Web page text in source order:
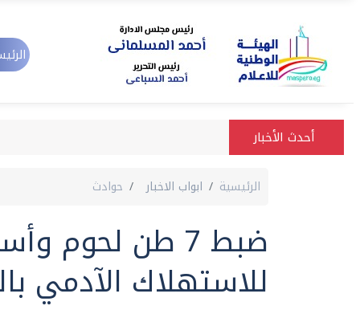
أحدث الأخبار
الرئيسية ابواب الاخبار حوادث
ضبط 7 طن لحوم
للاستهلاك الآدمي